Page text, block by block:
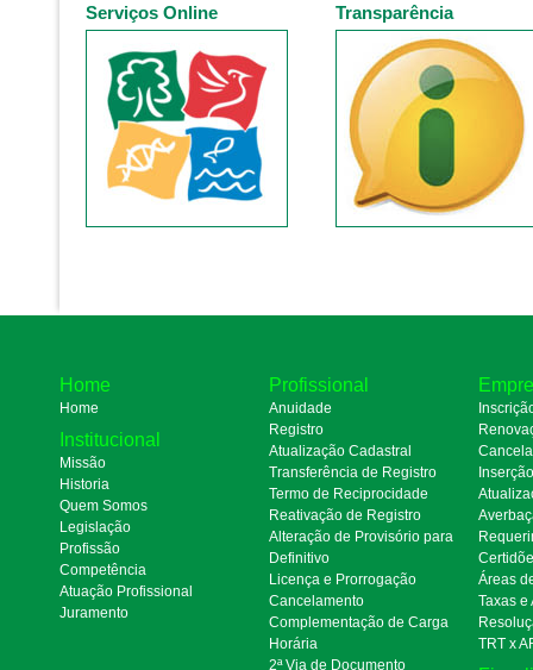
Serviços Online Transparência
Home
Home
Institucional
Missão
Historia
Quem Somos
Legislação
Profissão
Competência
Atuação Profissional
Juramento
Profissional
Anuidade
Registro
Atualização Cadastral
Transferência de Registro
Termo de Reciprocidade
Reativação de Registro
Alteração de Provisório para
Definitivo
Licença e Prorrogação
Cancelamento
Complementação de Carga
Horária
2ª Via de Documento
Áreas
Taxas e
TRT x